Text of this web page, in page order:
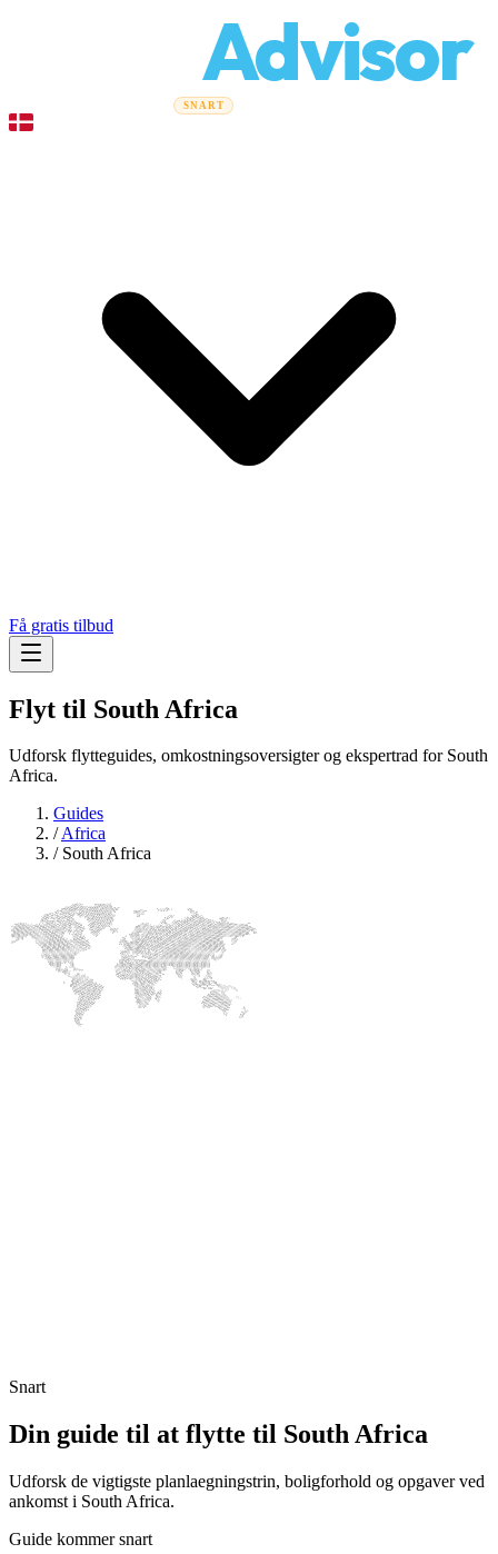
Advisor
Flyttefirmaer SNART
Få gratis tilbud
Flyt til South Africa
Udforsk flytteguides, omkostningsoversigter og ekspertrad for South
Africa.
Guides
/Africa
/ South Africa
Snart
Din guide til at flytte til South Africa
Udforsk de vigtigste planlaegningstrin, boligforhold og opgaver ved
ankomst i South Africa.
Guide kommer snart